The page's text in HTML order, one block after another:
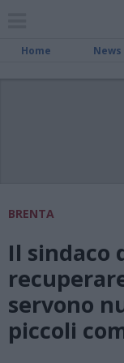
Home News
BRENTA
Il sindaco
servono
piccoli